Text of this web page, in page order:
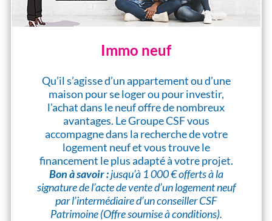
Immo neuf
Qu’il s’agisse d’un appartement ou d’une
maison pour se loger ou pour investir,
l'achat dans le neuf offre de nombreux
avantages. Le Groupe CSF vous
accompagne dans la recherche de votre
logement neuf et vous trouve le
financement le plus adapté à votre projet.
Bon à savoir :jusqu’à 1 000 € offerts à la
signature de l’acte de vente d’un logement neuf
par l’intermédiaire d’un conseiller CSF
Patrimoine (Offre soumise à conditions).